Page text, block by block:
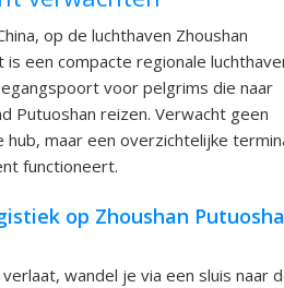
op de luchthaven Zhoushan
is een compacte regionale
voor pelgrims die naar
Putuoshan reizen. Verwacht geen
hub, maar een overzichtelijke
functioneert.
op Zhoushan
wandel je via een sluis naar